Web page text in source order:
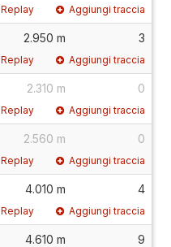
Replay Aggiungi traccia
2.950 m 3
Replay Aggiungi traccia
2.310 m 0
Replay Aggiungi traccia
2.560 m 0
Replay Aggiungi traccia
4.010 m 4
Replay Aggiungi traccia
4.610 m 9